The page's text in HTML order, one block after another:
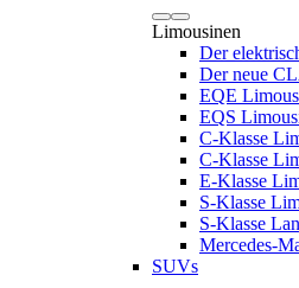
Limousinen
Der
Der neue
EQE
EQS
C-Klasse
C-Klasse
E-Klasse
S-Klasse
S-Klasse
Mercedes-
SUVs